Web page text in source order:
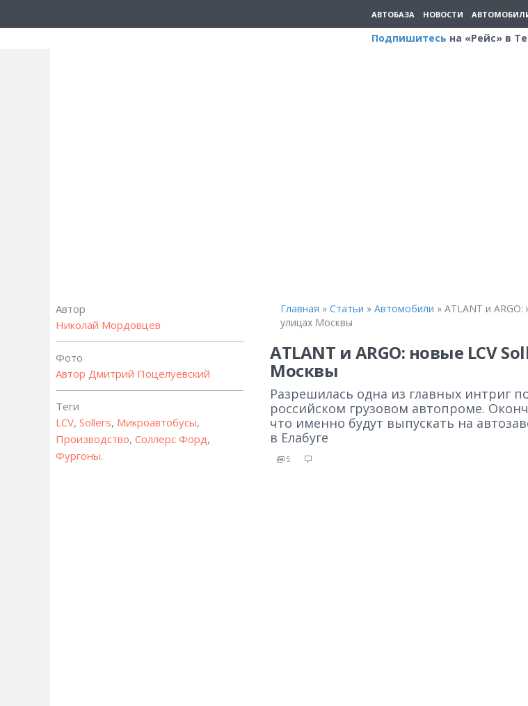
АВТОБАЗА НОВОСТИ
Подпишитесь на «Рейс» в
Автор
Николай Мордовцев
Фото
Автор Дмитрий Поцелуевский
Теги
LCV, Sollers, Микроавтобусы,
Производство, Соллерс Форд,
Фургоны.
Главная » Статьи » Автомобили » ATLANT и
улицах Москвы
ATLANT и ARGO: новые LCV
Москвы
Разрешилась одна из главных интриг
российском грузовом автопроме.
что именно будут выпускать на
в Елабуге
5